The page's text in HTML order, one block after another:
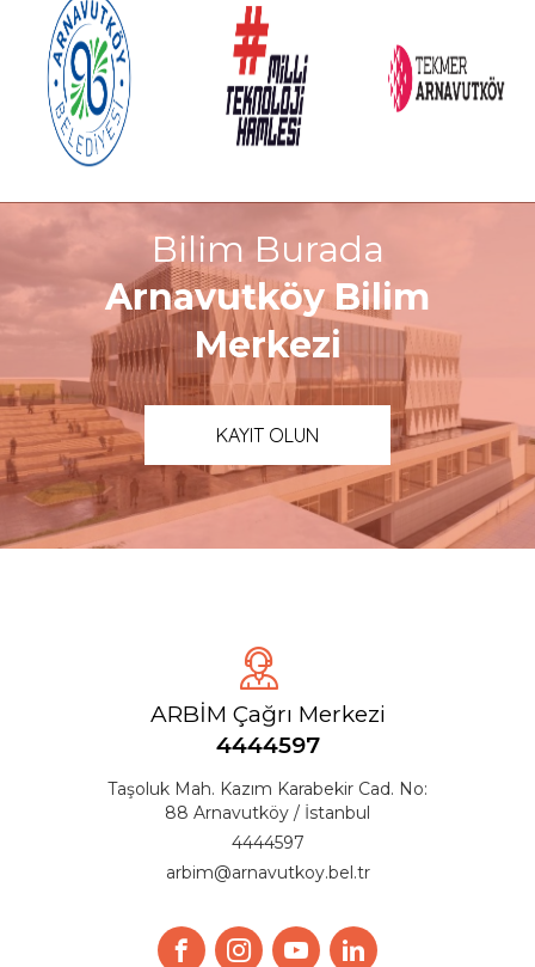
Bilim Burada
Arnavutköy Bilim
Merkezi
KAYIT OLUN
ARBİM Çağrı Merkezi
4444597
Taşoluk Mah. Kazım Karabekir Cad. No:
88 Arnavutköy / İstanbul
4444597
arbim@arnavutkoy.bel.tr